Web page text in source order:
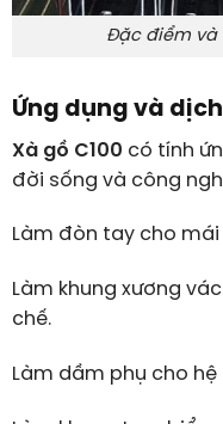
Đặc điểm và
Ứng dụng và
Xà gồ C100 có tính
đời sống và công
Làm đòn tay cho
Làm khung xương
chế.
Làm dầm phụ cho hệ